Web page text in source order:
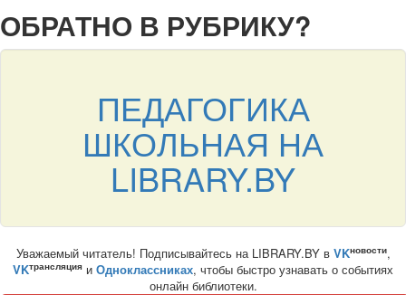
ОБРАТНО В РУБРИКУ?
ПЕДАГОГИКА
ШКОЛЬНАЯ НА
LIBRARY.BY
Уважаемый читатель! Подписывайтесь на LIBRARY.BY в VKновости,
VKтрансляция и Одноклассниках, чтобы быстро узнавать о событиях
онлайн библиотеки.